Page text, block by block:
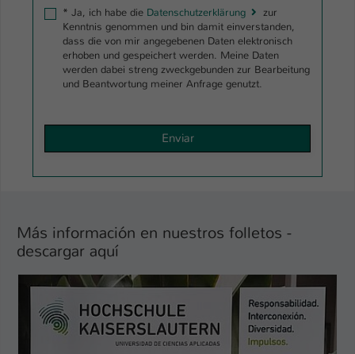
* Ja, ich habe die Datenschutzerklärung
Kenntnis genommen und bin damit einverstanden,
dass die von mir angegebenen Daten elektronisch
erhoben und gespeichert werden. Meine Daten
werden dabei streng zweckgebunden zur Bearbeitung
und Beantwortung meiner Anfrage genutzt.
Más información en nuestros folletos -
descargar aquí